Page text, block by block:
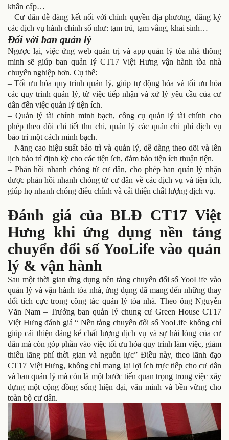
khẩn cấp…
– Cư dân dễ dàng kết nối với chính quyền địa phương, đăng ký
các dịch vụ hành chính số như: tạm trú, tạm vắng, khai sinh…
Đối với ban quản lý
Ngược lại, việc ứng web quản trị và app quản lý tòa nhà thông
minh sẽ giúp ban quản lý CT17 Việt Hưng vận hành tòa nhà
chuyển nghiệp hơn. Cụ thể:
– Tối ưu hóa quy trình quản lý, giúp tự động hóa và tối ưu hóa
các quy trình quản lý, từ việc tiếp nhận và xử lý yêu cầu của cư
dân đến việc quản lý tiện ích.
– Quản lý tài chính minh bạch, công cụ quản lý tài chính cho
phép theo dõi chi tiết thu chi, quản lý các quản chi phí dịch vụ
bảo trì một cách minh bạch.
– Năng cao hiệu suất bảo trì và quản lý, dễ dàng theo dõi và lên
lịch bảo trì định kỳ cho các tiện ích, đảm bảo tiện ích thuận tiện.
– Phản hồi nhanh chóng từ cư dân, cho phép ban quản lý nhận
được phản hồi nhanh chóng từ cư dân về các dịch vụ và tiện ích,
giúp họ nhanh chóng điều chỉnh và cải thiện chất lượng dịch vụ.
Đánh giá của BLĐ CT17 Việt
Hưng khi ứng dụng nền tảng
chuyển đổi số YooLife vào quản
lý & vận hành
Sau một thời gian ứng dụng nền tảng chuyển đổi số YooLife vào
quản lý và vận hành tòa nhà, ứng dụng đã mang đến những thay
đổi tích cực trong công tác quản lý tòa nhà. Theo ông Nguyễn
Văn Nam – Trưởng ban quản lý chung cư Green House CT17
Việt Hưng đánh giá “ Nền tảng chuyển đổi số YooLife không chỉ
giúp cải thiện đáng kể chất lượng dịch vụ và sự hài lòng của cư
dân mà còn góp phần vào việc tối ưu hóa quy trình làm việc, giảm
thiểu lãng phí thời gian và nguồn lực” Điều này, theo lãnh đạo
CT17 Việt Hưng, không chỉ mang lại lợi ích trực tiếp cho cư dân
và ban quản lý mà còn là một bước tiến quan trọng trong việc xây
dựng một cộng đồng sống hiện đại, văn minh và bền vững cho
toàn bộ cư dân.